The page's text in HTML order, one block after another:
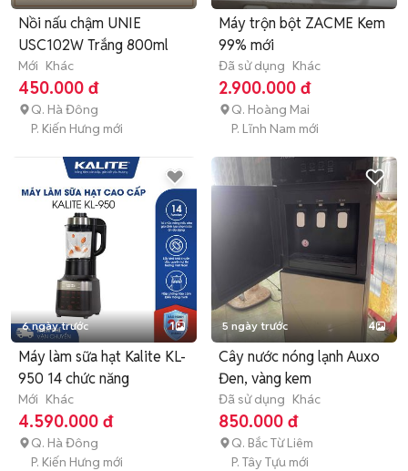
Nồi nấu chậm UNIE
USC102W Trắng 800ml
Mới Khác
450.000 đ
Q. Hà Đông
P. Kiến Hưng mới
Máy trộn bột ZACME Kem
99% mới
Đã sử dụng Khác
2.900.000 đ
Q. Hoàng Mai
P. Lĩnh Nam mới
6 ngày trước 1
Máy làm sữa hạt Kalite KL-
950 14 chức năng
Mới Khác
4.590.000 đ
Q. Hà Đông
P. Kiến Hưng mới
5 ngày trước 4
Cây nước nóng lạnh Auxo
Đen, vàng kem
Đã sử dụng Khác
850.000 đ
Q. Bắc Từ Liêm
P. Tây Tựu mới